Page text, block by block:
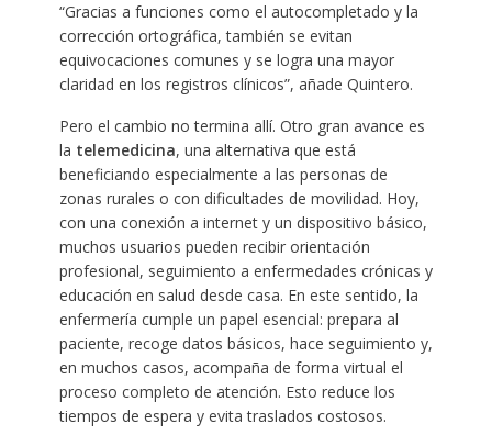
“Gracias a funciones como el autocompletado y la
corrección ortográfica, también se evitan
equivocaciones comunes y se logra una mayor
claridad en los registros clínicos”, añade Quintero.
Pero el cambio no termina allí. Otro gran avance es
la telemedicina, una alternativa que está
beneficiando especialmente a las personas de
zonas rurales o con dificultades de movilidad. Hoy,
con una conexión a internet y un dispositivo básico,
muchos usuarios pueden recibir orientación
profesional, seguimiento a enfermedades crónicas y
educación en salud desde casa. En este sentido, la
enfermería cumple un papel esencial: prepara al
paciente, recoge datos básicos, hace seguimiento y,
en muchos casos, acompaña de forma virtual el
proceso completo de atención. Esto reduce los
tiempos de espera y evita traslados costosos.